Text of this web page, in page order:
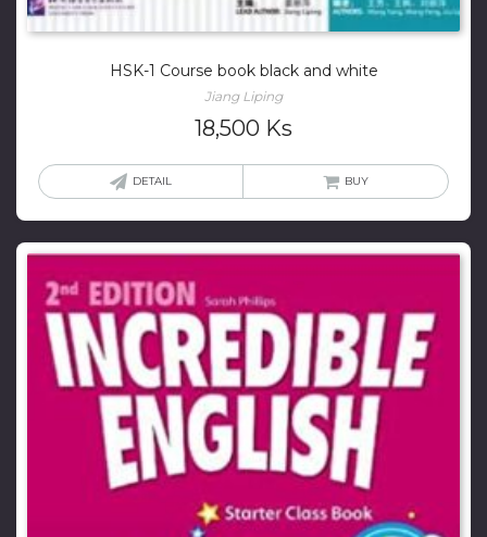
HSK-1 Course book black and white
Jiang Liping
18,500 Ks
DETAIL BUY